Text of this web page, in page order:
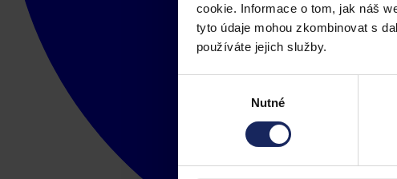
cookie. Informace o tom, jak náš
tyto údaje mohou zkombinovat s
používáte jejich služby.
Nutné